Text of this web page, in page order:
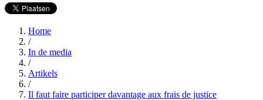
Home
/
In de media
/
Artikels
/
Il faut faire participer davantage aux frais de justice